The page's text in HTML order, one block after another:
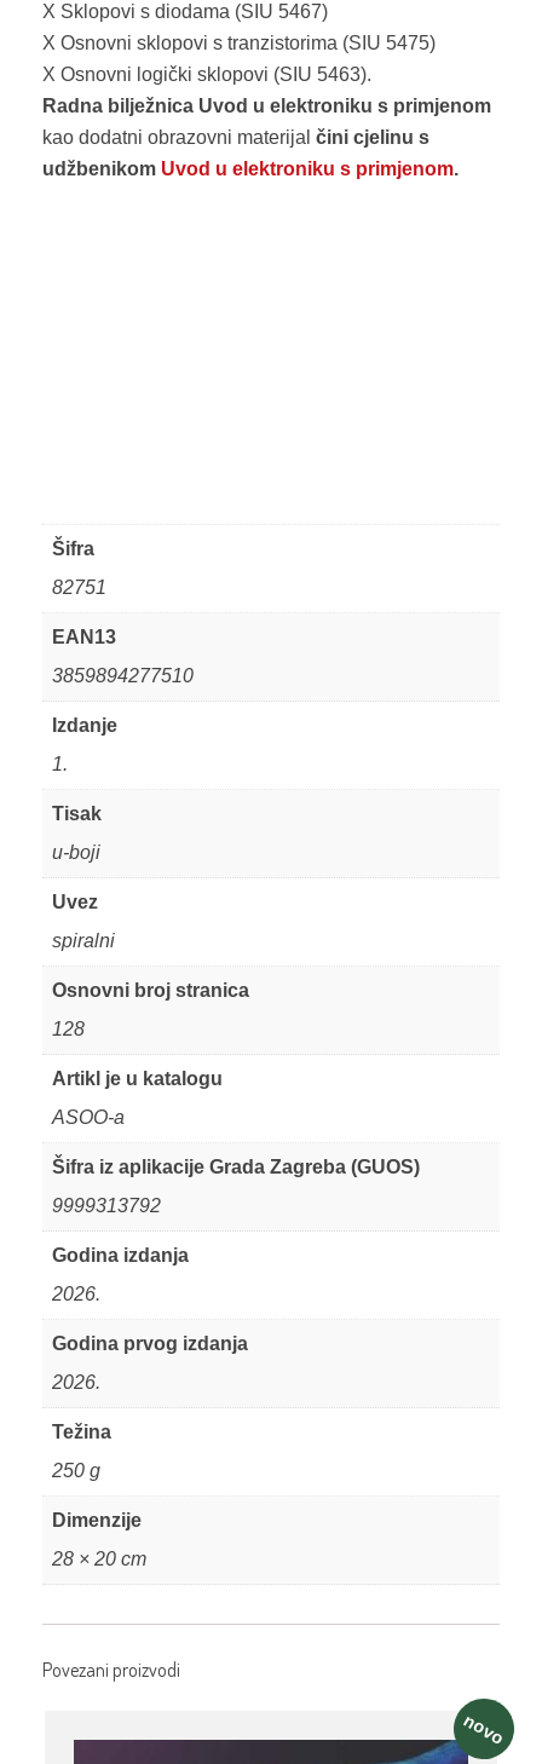
X Sklopovi s diodama (SIU 5467)
X Osnovni sklopovi s tranzistorima (SIU 5475)
X Osnovni logički sklopovi (SIU 5463).
Radna bilježnica Uvod u elektroniku s primjenom
kao dodatni obrazovni materijal čini cjelinu s
udžbenikom Uvod u elektroniku s primjenom.
Šifra
82751
EAN13
3859894277510
Izdanje
1.
Tisak
u-boji
Uvez
spiralni
Osnovni broj stranica
128
Artikl je u katalogu
ASOO-a
Šifra iz aplikacije Grada Zagreba (GUOS)
9999313792
Godina izdanja
2026.
Godina prvog izdanja
2026.
Težina
250 g
Dimenzije
28 × 20 cm
Povezani proizvodi
novo